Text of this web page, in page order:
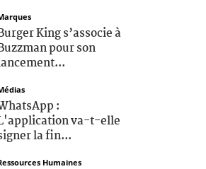
King s’associe à
pour son
:
va-t-elle
la fin...
Humaines